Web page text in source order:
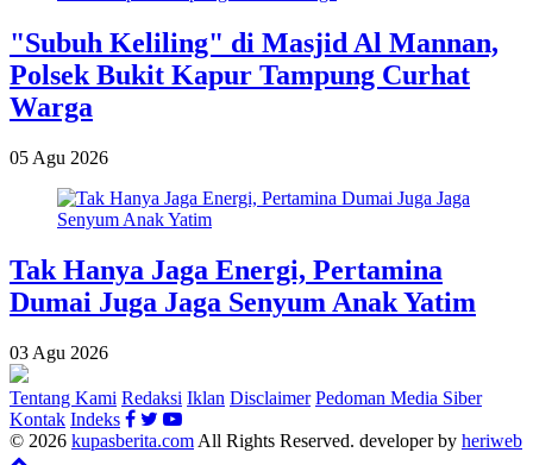
"Subuh Keliling" di Masjid Al Mannan,
Polsek Bukit Kapur Tampung Curhat
Warga
05 Agu 2026
Tak Hanya Jaga Energi, Pertamina
Dumai Juga Jaga Senyum Anak Yatim
03 Agu 2026
Tentang Kami Redaksi Iklan Disclaimer Pedoman Media Siber
Kontak Indeks
© 2026 kupasberita.com All Rights Reserved. developer by heriweb